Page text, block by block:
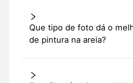
Que tipo de foto dá o
de pintura na areia?